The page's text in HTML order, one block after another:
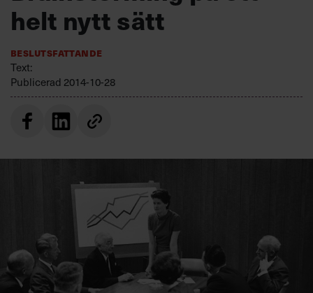
Annonsera
Om oss
Kontakta oss
Villkor och policy för
personuppgiftsbehandling
efter:
Chefakademin+
Populära utbildningar
helt nytt sätt
Beslutsfattande
Text:
Publicerad 2014-10-28